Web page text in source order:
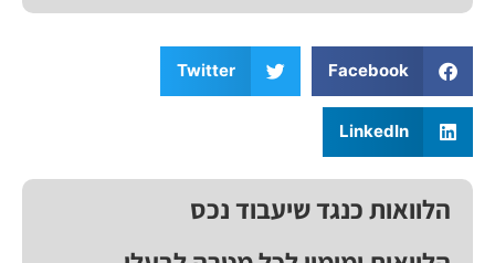
Facebook
Twitter
LinkedIn
הלוואות כנגד שיעבוד נכס